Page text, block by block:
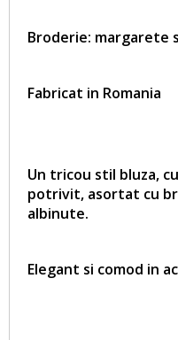
Broderie: margarete
Fabricat in Romania
Un tricou stil bluza,
potrivit, asortat cu
albinute.
Elegant si comod in